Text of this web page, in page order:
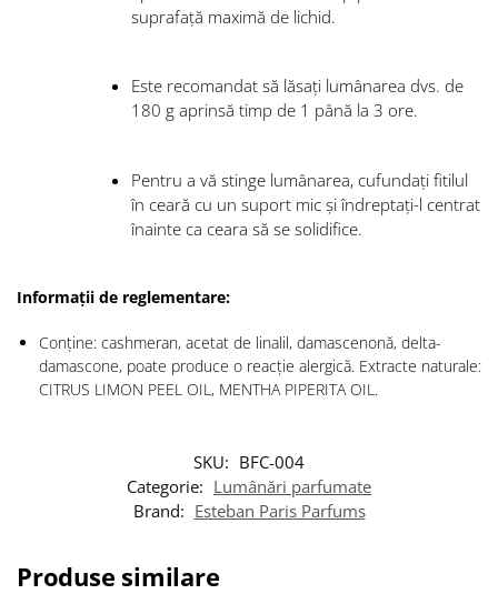
suprafață maximă de lichid.
Este recomandat să lăsați lumânarea dvs. de
180 g aprinsă timp de 1 până la 3 ore.
Pentru a vă stinge lumânarea, cufundați fitilul
în ceară cu un suport mic și îndreptați-l centrat
înainte ca ceara să se solidifice.
Informații de reglementare:
Conține: cashmeran, acetat de linalil, damascenonă, delta-
damascone, poate produce o reacție alergică. Extracte naturale:
CITRUS LIMON PEEL OIL, MENTHA PIPERITA OIL.
SKU: BFC-004
Categorie: Lumânări parfumate
Brand: Esteban Paris Parfums
Produse similare